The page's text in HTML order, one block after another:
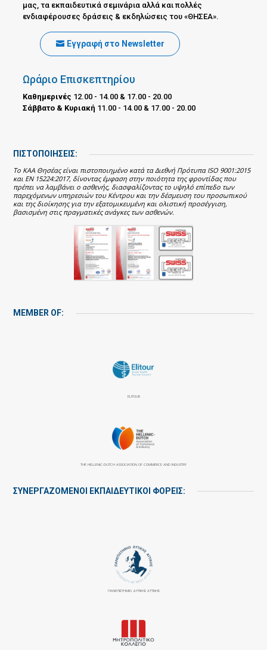
μας, τα εκπαιδευτικά σεμινάρια αλλά και πολλές
ενδιαφέρουσες δράσεις & εκδηλώσεις του «ΘΗΣΕΑ».
Εγγραφή στο Newsletter
Ωράριο Επισκεπτηρίου
Καθημερινές 12.00 - 14.00 & 17.00 - 20.00
Σάββατο & Κυριακή 11.00 - 14.00 & 17.00 - 20.00
ΠΙΣΤΟΠΟΙΗΣΕΙΣ:
Το ΚΑΑ Θησέας είναι πιστοποιημένο κατά τα Διεθνή Πρότυπα ISO 9001:2015
και EN 15224:2017, δίνοντας έμφαση στην ποιότητα της φροντίδας που
πρέπει να λαμβάνει ο ασθενής, διασφαλίζοντας το υψηλό επίπεδο των
παρεχόμενων υπηρεσιών του Κέντρου και την δέσμευση του προσωπικού
και της διοίκησης για την εξατομικευμένη και ολιστική προσέγγιση,
βασισμένη στις πραγματικές ανάγκες των ασθενών.
MEMBER OF:
ELITOUR
THE HELLENIC-DUTCH ASSOCIATION OF COMMERCE AND INDUSTRY
ΣΥΝΕΡΓΑΖΌΜΕΝΟΙ ΕΚΠΑΙΔΕΥΤΙΚΟΊ ΦΟΡΕΊΣ:
ΠΑΝΕΠΙΣΤΉΜΙΟ ΔΥΤΙΚΉΣ ΑΤΤΙΚΉΣ